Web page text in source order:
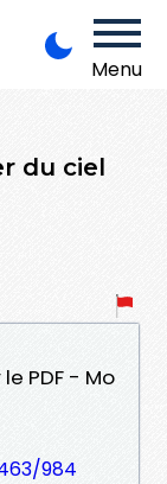
Menu
du ciel
PDF - Mo
984